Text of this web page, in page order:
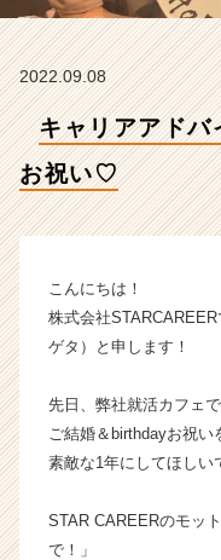
式
T
A
R
イ
ラ
イ
|
2022.09.08
キャリアアド
お祝い♡
こんにちは！
株式会社
ゲタ）と申します！
先日、弊社就活カフェ
ご結婚＆birthdayお祝い
素敵な1年にしてほし
STAR CAREERのモッ
で！」